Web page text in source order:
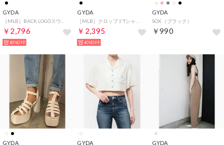
GYDA
￥2,796
60%OFF
GYDA
￥2,395
60%OFF
GYDA
SOX （ブラック）
￥990
GYDA GYDA GYDA